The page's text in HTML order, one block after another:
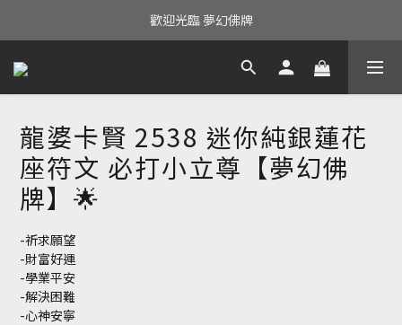
歡迎光臨 夢幻佛牌
龍婆卡賢 2538 迷你純銀蓮花
座符文 必打小立尊【夢幻佛
牌】🌟
-祈求願望
-財富好運
-學業平安
-解決困難
-心神安寧